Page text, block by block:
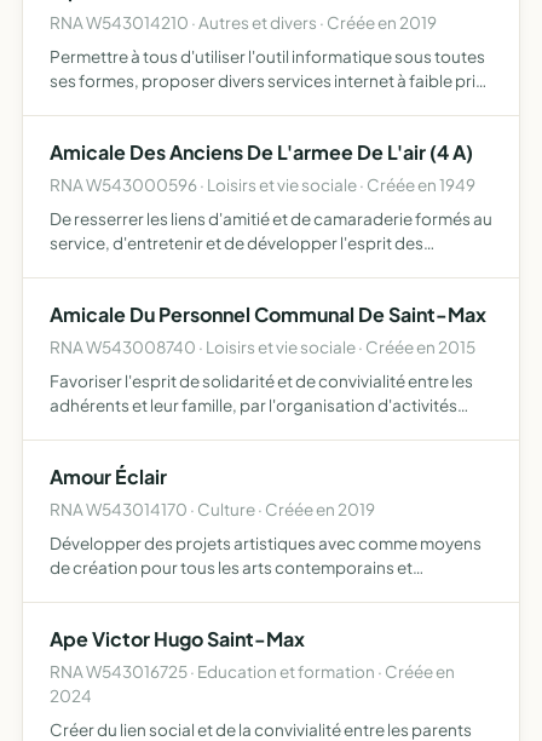
RNA W543014210 · Autres et divers · Créée en 2019
Permettre à tous d'utiliser l'outil informatique sous toutes
ses formes, proposer divers services internet à faible prix,
Amicale Des Anciens De L'armee De L'air (4 A)
RNA W543000596 · Loisirs et vie sociale · Créée en 1949
De resserrer les liens d'amitié et de camaraderie formés au
service, d'entretenir et de développer l'esprit des
Amicale Du Personnel Communal De Saint-Max
RNA W543008740 · Loisirs et vie sociale · Créée en 2015
Favoriser l'esprit de solidarité et de convivialité entre les
adhérents et leur famille, par l'organisation d'activités
Amour Éclair
RNA W543014170 · Culture · Créée en 2019
Développer des projets artistiques avec comme moyens
de création pour tous les arts contemporains et
le…
Ape Victor Hugo Saint-Max
RNA W543016725 · Education et formation · Créée en
2024
Créer du lien social et de la convivialité entre les parents